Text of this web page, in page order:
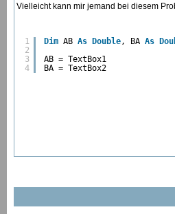
Vielleicht kann mir jemand bei diesem
1
2
3
4
Dim AB As Double, BA As
AB = TextBox1
BA = TextBox2